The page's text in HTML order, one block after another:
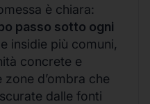
è chiara:
passo sotto ogni
insidie più comuni,
concrete e
d’ombra che
dalle fonti